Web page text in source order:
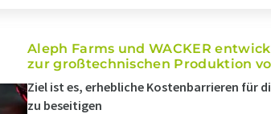
Aleph Farms und WACKER
zur großtechnischen Produktion
Ziel ist es, erhebliche Kostenbarrieren für
zu beseitigen